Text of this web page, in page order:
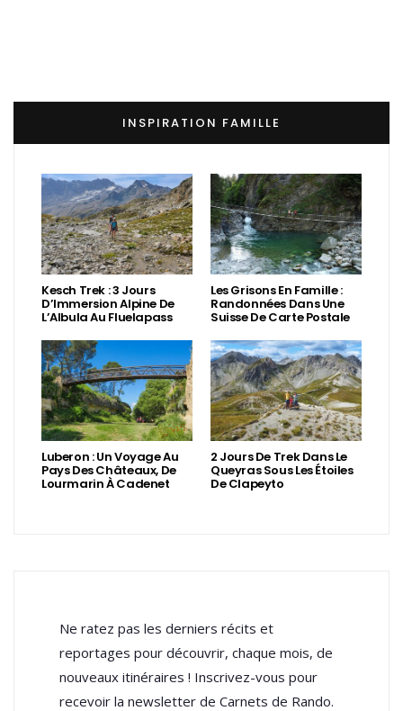
INSPIRATION FAMILLE
Kesch Trek : 3 Jours
D’Immersion Alpine De
L’Albula Au Fluelapass
Les Grisons En Famille :
Randonnées Dans Une
Suisse De Carte Postale
Luberon : Un Voyage Au
Pays Des Châteaux, De
Lourmarin À Cadenet
2 Jours De Trek Dans Le
Queyras Sous Les Étoiles
De Clapeyto
Ne ratez pas les derniers récits et
reportages pour découvrir, chaque mois, de
nouveaux itinéraires ! Inscrivez-vous pour
recevoir la newsletter de Carnets de Rando.